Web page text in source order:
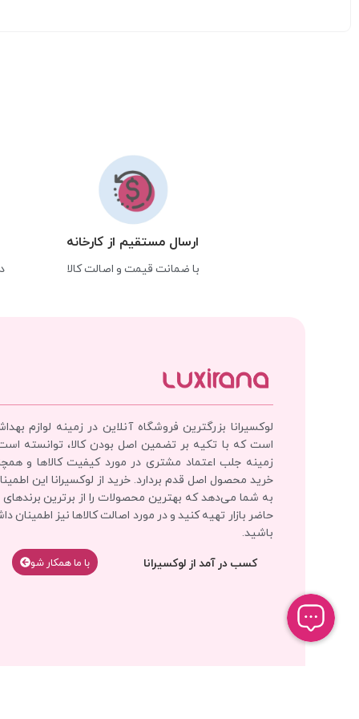
ارسال مستقیم از کارخانه
با ضمانت قیمت و اصالت کالا
لوکسیرانا بزرگترین فروشگاه آنلاین در زمینه لوازم
است که با تکیه بر تضمین اصل بودن کالا، توانسته
زمینه جلب اعتماد مشتری در مورد کیفیت کالاها و
خرید محصول اصل قدم بردارد. خرید از لوکسیرانا این
به شما می‌دهد که بهترین محصولات را از برترین برندهای
حاضر بازار تهیه کنید و در مورد اصالت کالاها نیز اطمینان
باشید.
کسب در آمد از لوکسیرانا با‌‌ ما همکار شو